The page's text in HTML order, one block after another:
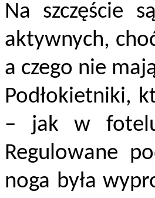
Na szczęście
aktywnych,
a czego nie
Podłokietniki,
– jak w
Regulowane
noga była